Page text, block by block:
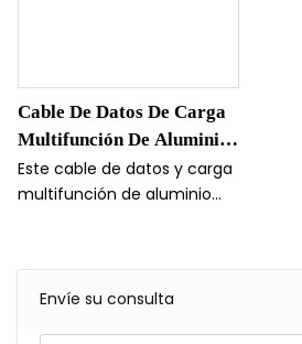
Envíe su consulta
para portátiles y teléfonos.
Cable De Datos De Carga
Multifunción De Aluminio
PD 30W 60W 100cm
Este cable de datos y carga
multifunción de aluminio
de longitud. Es un accesorio
versátil y duradero, ideal